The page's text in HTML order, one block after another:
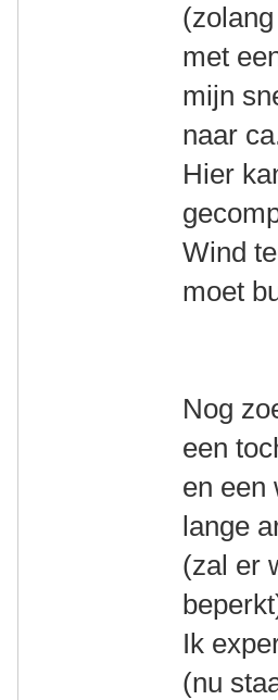
met
mijn
naar
Hier
Wind
moet
Nog
een
en een
lange
(zal er
Ik
(nu